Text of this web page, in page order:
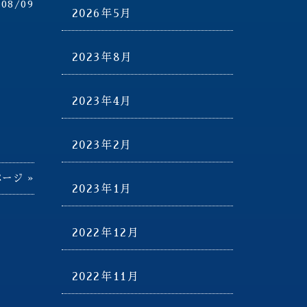
09
ージ »
2026年5月
2023年8月
2023年4月
2023年2月
2023年1月
2022年12月
2022年11月